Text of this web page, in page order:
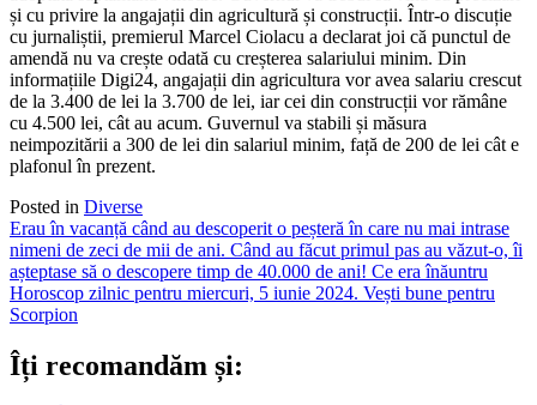
și cu privire la angajații din agricultură și construcții. Într-o discuție
cu jurnaliștii, premierul Marcel Ciolacu a declarat joi că punctul de
amendă nu va crește odată cu creșterea salariului minim. Din
informațiile Digi24, angajații din agricultura vor avea salariu crescut
de la 3.400 de lei la 3.700 de lei, iar cei din construcții vor rămâne
cu 4.500 lei, cât au acum. Guvernul va stabili și măsura
neimpozitării a 300 de lei din salariul minim, față de 200 de lei cât e
plafonul în prezent.
Posted in Diverse
Post
navigation
Erau în vacanță când au descoperit o peșteră în care nu mai intrase
nimeni de zeci de mii de ani. Când au făcut primul pas au văzut-o, îi
așteptase să o descopere timp de 40.000 de ani! Ce era înăuntru
Horoscop zilnic pentru miercuri, 5 iunie 2024. Vești bune pentru
Scorpion
Îți recomandăm și: